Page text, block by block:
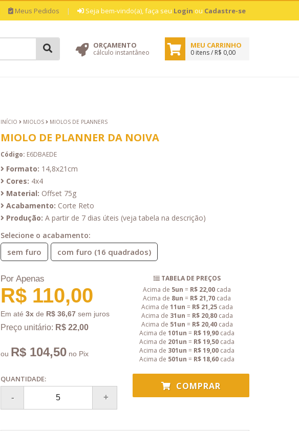
Meus Pedidos | Seja bem-vindo(a), faça seu Login ou Cadastre-se
ORÇAMENTO
cálculo instantâneo
MEU CARRINHO
0 itens / R$ 0,00
INÍCIO MIOLOS MIOLOS DE PLANNERS
MIOLO DE PLANNER DA NOIVA
Código: E6DBAEDE
Formato: 14,8x21cm
Cores: 4x4
Material: Offset 75g
Acabamento: Corte Reto
Produção: A partir de 7 dias úteis (veja tabela na descrição)
Selecione o acabamento:
sem furo com furo (16 quadrados)
Por Apenas
R$ 110,00
Em até 3xde R$ 36,67sem juros
Preço unitário: R$ 22,00
ou R$ 104,50 no Pix
TABELA DE PREÇOS
Acima de 5un = R$ 22,00 cada
Acima de 8un = R$ 21,70 cada
Acima de 11un = R$ 21,25 cada
Acima de 31un = R$ 20,80 cada
Acima de 51un = R$ 20,40 cada
Acima de101un = R$ 19,90 cada
Acima de 201un = R$ 19,50 cada
Acima de 301un = R$ 19,00 cada
Acima de 501un = R$ 18,60 cada
QUANTIDADE:
COMPRAR